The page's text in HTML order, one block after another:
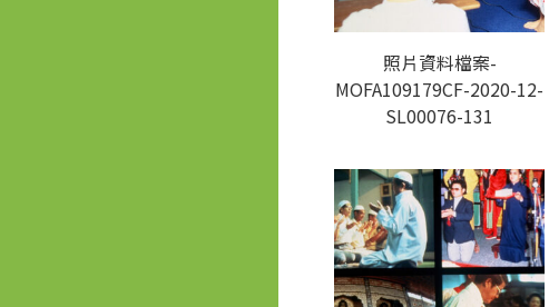
照片資料檔案-
MOFA109179CF-2020-12-
SL00076-131